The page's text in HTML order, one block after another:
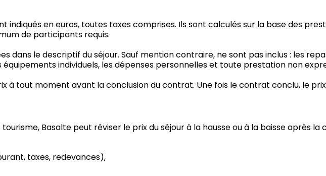
indiqués en euros, toutes taxes comprises. Ils sont calculés sur la base des
de participants requis.
dans le descriptif du séjour. Sauf mention contraire, ne sont pas inclus : les
équipements individuels, les dépenses personnelles et toute prestation non
à tout moment avant la conclusion du contrat. Une fois le contrat conclu, le
tourisme, Basalte peut réviser le prix du séjour à la hausse ou à la baisse après
taxes, redevances),